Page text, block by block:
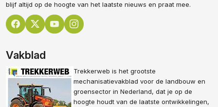
blijf altijd op de hoogte van het laatste nieuws en praat mee.
Vakblad
Trekkerweb is het grootste
mechanisatievakblad voor de landbouw en
groensector in Nederland, dat je op de
hoogte houdt van de laatste ontwikkelingen,